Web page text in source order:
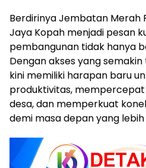
Berdirinya Jembatan Merah
Jaya Kopah menjadi pesan
pembangunan tidak hanya
Dengan akses yang
kini memiliki harapan baru
produktivitas,
desa, dan memperkuat
demi masa depan yang lebih